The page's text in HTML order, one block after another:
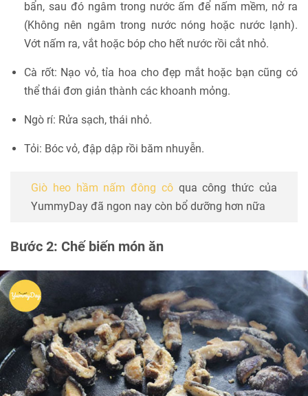
bẩn, sau đó ngâm trong nước ấm để nấm mềm, nở ra
(Không nên ngâm trong nước nóng hoặc nước lạnh).
Vớt nấm ra, vắt hoặc bóp cho hết nước rồi cắt nhỏ.
Cà rốt: Nạo vỏ, tỉa hoa cho đẹp mắt hoặc bạn cũng có
thể thái đơn giản thành các khoanh mỏng.
Ngò rí: Rửa sạch, thái nhỏ.
Tỏi: Bóc vỏ, đập dập rồi băm nhuyễn.
Giò heo hầm nấm đông côqua công thức của
YummyDay đã ngon nay còn bổ dưỡng hơn nữa
Bước 2: Chế biến món ăn